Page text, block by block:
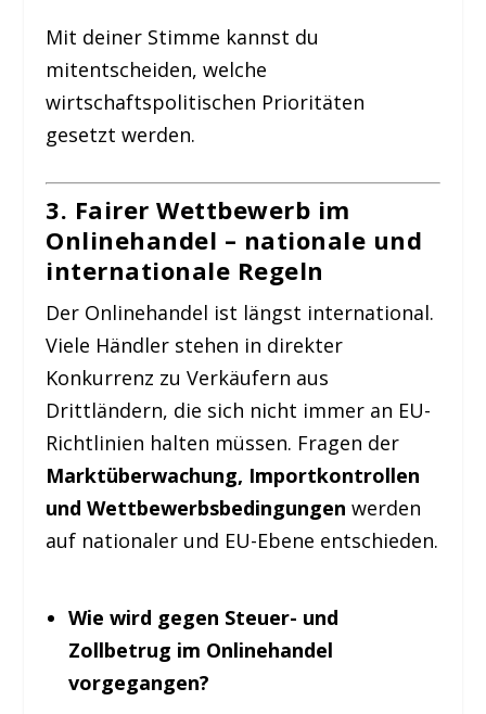
Mit deiner Stimme kannst du
mitentscheiden, welche
wirtschaftspolitischen Prioritäten
gesetzt werden.
3. Fairer Wettbewerb im
Onlinehandel – nationale und
internationale Regeln
Der Onlinehandel ist längst international.
Viele Händler stehen in direkter
Konkurrenz zu Verkäufern aus
Drittländern, die sich nicht immer an EU-
Richtlinien halten müssen. Fragen der
Marktüberwachung, Importkontrollen
und Wettbewerbsbedingungen werden
auf nationaler und EU-Ebene entschieden.
Wie wird gegen Steuer- und
Zollbetrug im Onlinehandel
vorgegangen?